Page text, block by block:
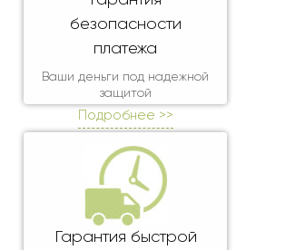
Коллеге
Бабушке
безопасности
платежа
Ваши деньги под надежной
защитой
Подробнее >>
Гарантия быстрой